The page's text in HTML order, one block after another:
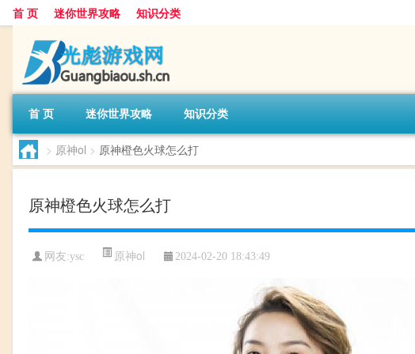
首 页 迷你世界攻略 知识分类
首 页 迷你世界攻略 知识分类
> 原神ol > 原神橙色火球怎么打
原神橙色火球怎么打
网友:ysc 原神ol 2024-02-20 18:43:49